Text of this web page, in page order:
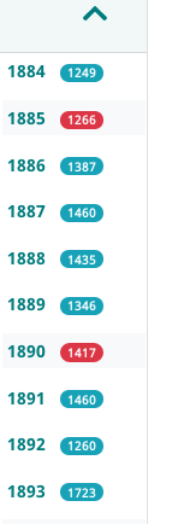
1884 1249
1885 1266
1886 1387
1887 1460
1888 1435
1889 1346
1890 1417
1891 1460
1892 1260
1893 1723